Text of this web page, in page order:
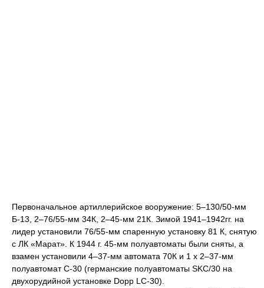
Первоначальное артиллерийское вооружение: 5–130/50-мм
Б-13, 2–76/55-мм 34К, 2–45-мм 21К. Зимой 1941–1942гг. на
лидер установили 76/55-мм спаренную установку 81 К, снятую
с ЛК «Марат». К 1944 г. 45-мм полуавтоматы были сняты, а
взамен установили 4–37-мм автомата 70К и 1 х 2–37-мм
полуавтомат С-30 (германские полуавтоматы SKC/30 на
двухорудийной установке Dopp LC-30).